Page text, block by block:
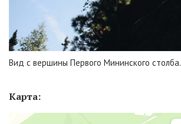
Вид с вершины Первого Мининского столба.
Карта: